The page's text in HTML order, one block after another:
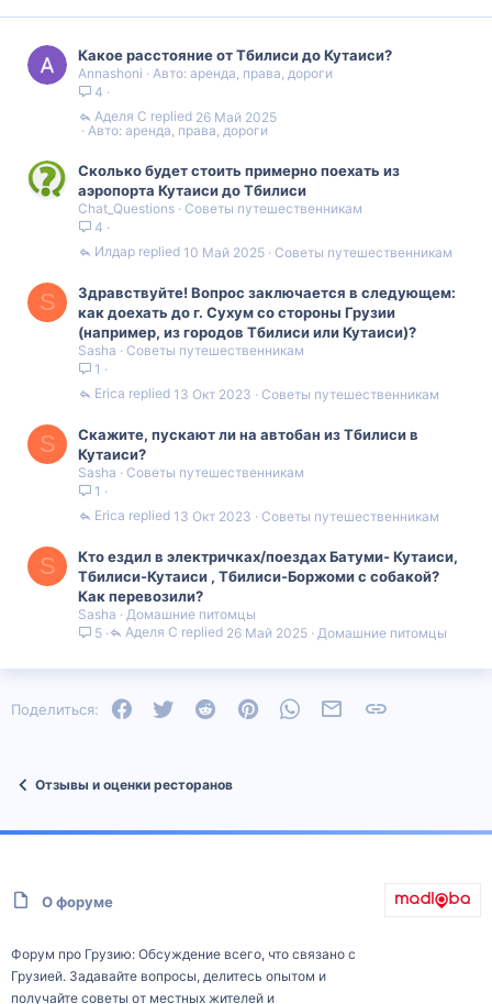
Какое расстояние от Тбилиси до Кутаиси?
Annashoni
Авто: аренда, права, дороги
4
Авто: аренда, права, дороги
26 Май 2025
Аделя С
Сколько будет стоить примерно поехать из
аэропорта Кутаиси до Тбилиси
Chat_Questions Советы путешественникам
4
Советы путешественникам
10 Май 2025
Илдар
S
Здравствуйте! Вопрос заключается в следующем:
как доехать до г. Сухум со стороны Грузии
(например, из городов Тбилиси или Кутаиси)?
Sasha
Советы путешественникам
1
Советы путешественникам
13 Окт 2023
Erica
S
Скажите, пускают ли на автобан из Тбилиси в
Кутаиси?
Sasha
Советы путешественникам
1
Советы путешественникам
13 Окт 2023
Erica
S
Кто ездил в электричках/поездах Батуми- Кутаиси,
Тбилиси-Кутаиси , Тбилиси-Боржоми с собакой?
Как перевозили?
Sasha
Домашние питомцы
5
Домашние питомцы
26 Май 2025
Аделя С
Поделиться: FacebookTwitter Reddit PinterestWhatsAppЭлектронная почта
Отзывы и оценки ресторанов
О форуме
Форум про Грузию: Обсуждение всего, что связано с
Грузией. Задавайте вопросы, делитесь опытом и
получайте советы от местных жителей и